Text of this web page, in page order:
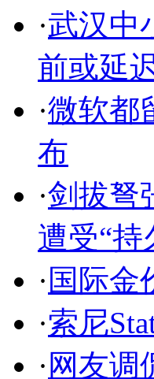
·武汉中
前或延
·微软都
布
·剑拔弩
遭受“持
· 国际金
·索尼
· 网友调